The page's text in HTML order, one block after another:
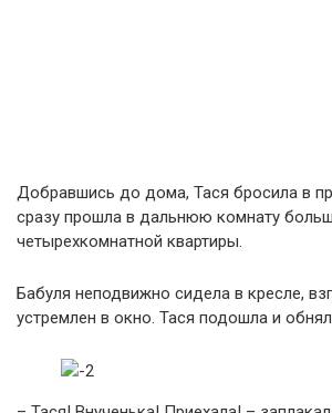
Добравшись до дома, Тася бросила в
сразу прошла в дальнюю комнату
четырехкомнатной квартиры.
Бабуля неподвижно сидела в кресле,
устремлен в окно. Тася подошла и